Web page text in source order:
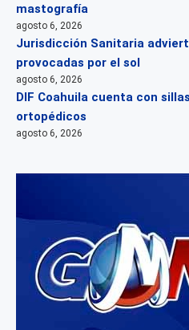
mastografía
agosto 6, 2026
Jurisdicción Sanitaria
provocadas por el sol
agosto 6, 2026
DIF Coahuila cuenta con
ortopédicos
agosto 6, 2026